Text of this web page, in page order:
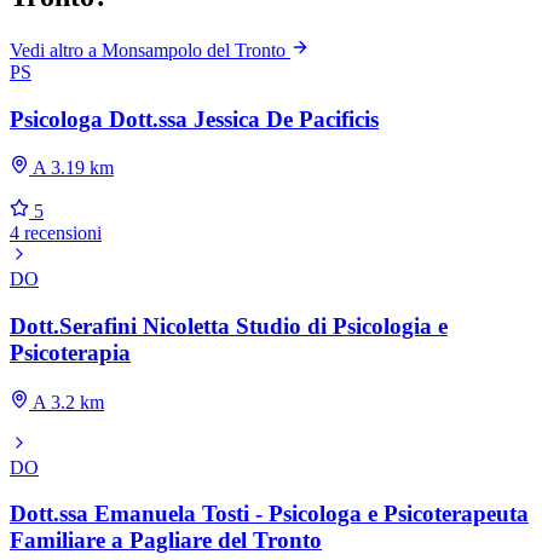
Vedi altro a Monsampolo del Tronto
PS
Psicologa Dott.ssa Jessica De Pacificis
A 3.19 km
5
4 recensioni
DO
Dott.Serafini Nicoletta Studio di Psicologia e
Psicoterapia
A 3.2 km
DO
Dott.ssa Emanuela Tosti - Psicologa e Psicoterapeuta
Familiare a Pagliare del Tronto